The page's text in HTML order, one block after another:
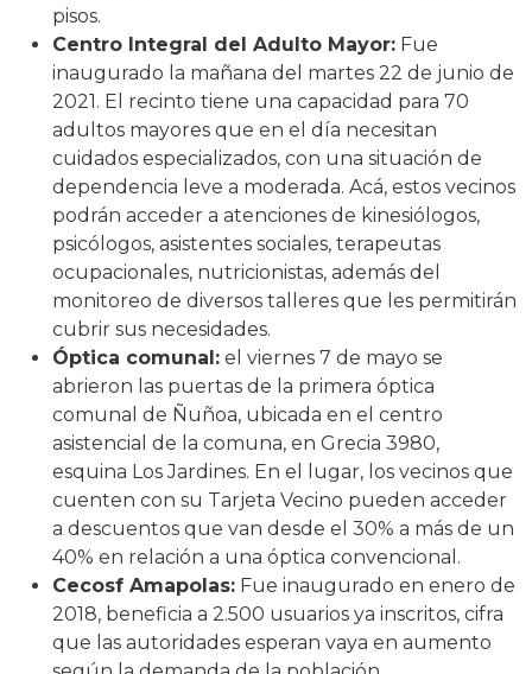
pisos.
Centro Integral del Adulto Mayor: Fue
inaugurado la mañana del martes 22 de junio de
2021. El recinto tiene una capacidad para 70
adultos mayores que en el día necesitan
cuidados especializados, con una situación de
dependencia leve a moderada. Acá, estos vecinos
podrán acceder a atenciones de kinesiólogos,
psicólogos, asistentes sociales, terapeutas
ocupacionales, nutricionistas, además del
monitoreo de diversos talleres que les permitirán
cubrir sus necesidades.
Óptica comunal: el viernes 7 de mayo se
abrieron las puertas de la primera óptica
comunal de Ñuñoa, ubicada en el centro
asistencial de la comuna, en Grecia 3980,
esquina Los Jardines. En el lugar, los vecinos que
cuenten con su Tarjeta Vecino pueden acceder
a descuentos que van desde el 30% a más de un
40% en relación a una óptica convencional.
Cecosf Amapolas: Fue inaugurado en enero de
2018, beneficia a 2.500 usuarios ya inscritos, cifra
que las autoridades esperan vaya en aumento